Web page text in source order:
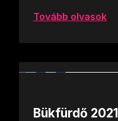
Tovább olvasok
Bükfürdő 2021